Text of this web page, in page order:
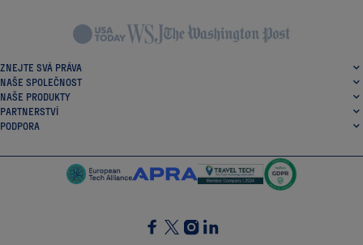
ZNEJTE SVÁ PRÁVA
NAŠE SPOLEČNOST
NAŠE PRODUKTY
PARTNERSTVÍ
PODPORA